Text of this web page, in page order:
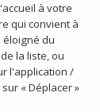
à votre
qui convient à
éloigné du
la liste, ou
l'application /
« Déplacer »